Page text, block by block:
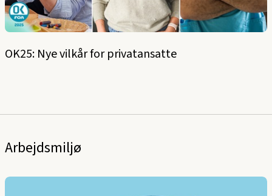
OK25: Nye vilkår for privatansatte
Arbejdsmiljø